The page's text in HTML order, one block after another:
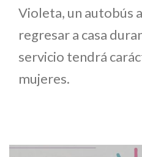
Violeta, un autobús
regresar a casa
servicio tendrá
mujeres.